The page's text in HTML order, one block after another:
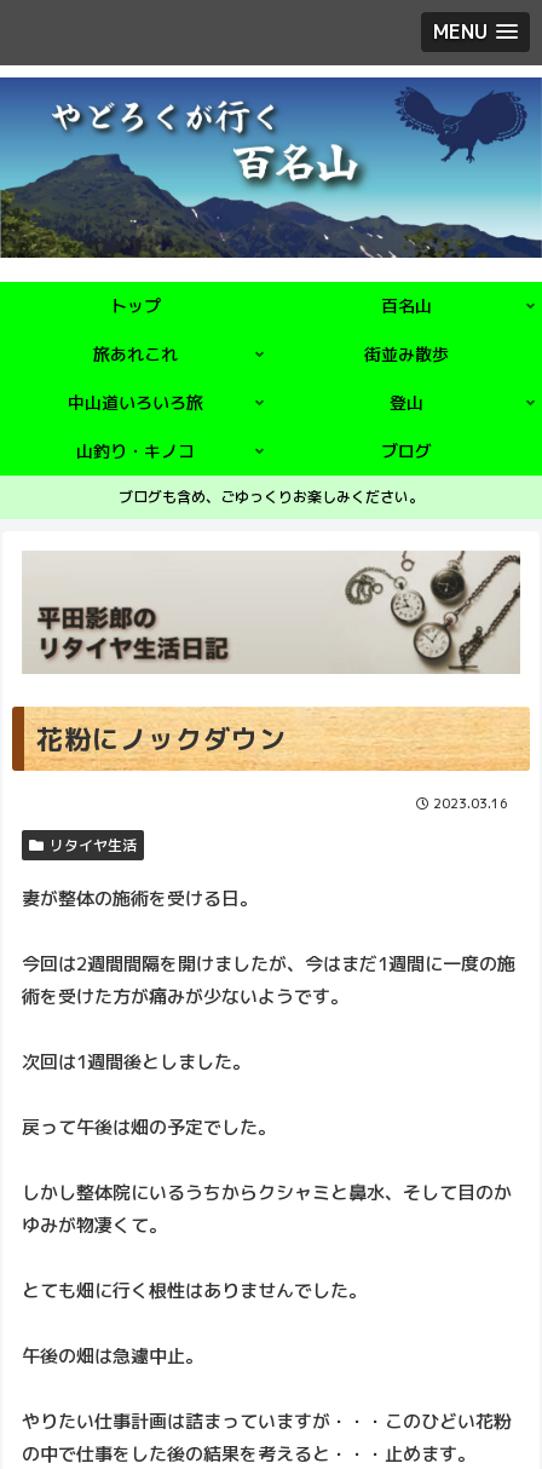
MENU
トップ 百名山
旅あれこれ 街並み散歩
中山道いろいろ旅 登山
山釣り・キノコ ブログ
ブログも含め、ごゆっくりお楽しみください。
花粉にノックダウン
2023.03.16
リタイヤ生活
妻が整体の施術を受ける日。
今回は2週間間隔を開けましたが、今はまだ1週間に一度の施
術を受けた方が痛みが少ないようです。
次回は1週間後としました。
戻って午後は畑の予定でした。
しかし整体院にいるうちからクシャミと鼻水、そして目のか
ゆみが物凄くて。
とても畑に行く根性はありませんでした。
午後の畑は急遽中止。
やりたい仕事計画は詰まっていますが・・・このひどい花粉
の中で仕事をした後の結果を考えると・・・止めます。